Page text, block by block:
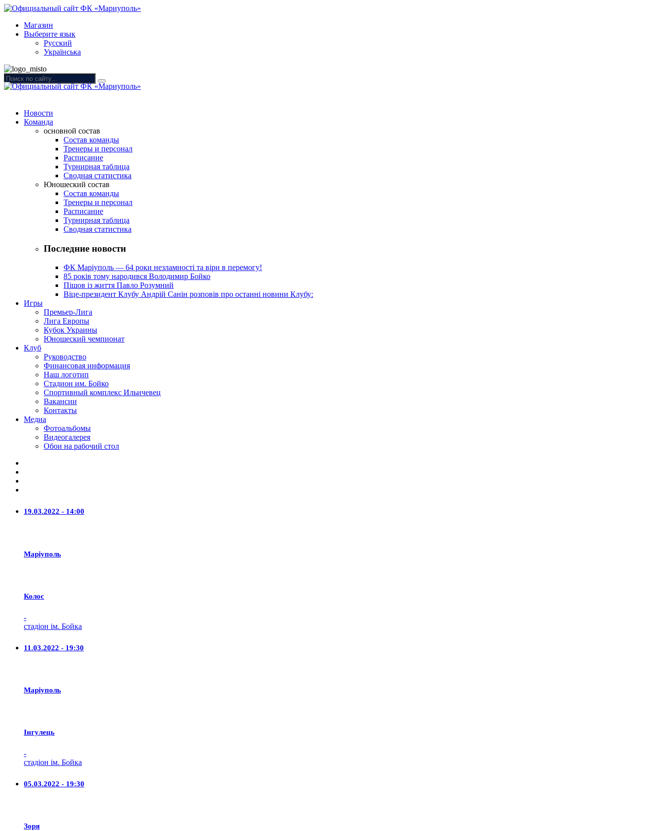
Магазин
Выберите язык
Русский
Українська
Новости
Команда
основной состав
Состав команды
Тренеры и персонал
Расписание
Турнирная таблица
Сводная статистика
Юношеский состав
Состав команды
Тренеры и персонал
Расписание
Турнирная таблица
Сводная статистика
Последние новости
ФК Маріуполь — 64 роки незламності та віри в перемогу!
85 років тому народився Володимир Бойко
Пішов із життя Павло Розумний
Віце-президент Клубу Андрій Санін розповів про останні новини Клубу:
Игры
Премьер-Лига
Лига Европы
Кубок Украины
Юношеский чемпионат
Клуб
Руководство
Финансовая информация
Наш логотип
Стадион им. Бойко
Спортивный комплекс Ильичевец
Вакансии
Контакты
Медиа
Фотоальбомы
Видеогалерея
Обои на рабочий стол
19.03.2022 - 14:00
Маріуполь
Колос
-
стадіон ім. Бойка
11.03.2022 - 19:30
Маріуполь
Iнгулець
-
стадіон ім. Бойка
05.03.2022 - 19:30
Зоря